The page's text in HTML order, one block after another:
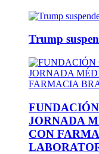
Trump
JORNADA
CON